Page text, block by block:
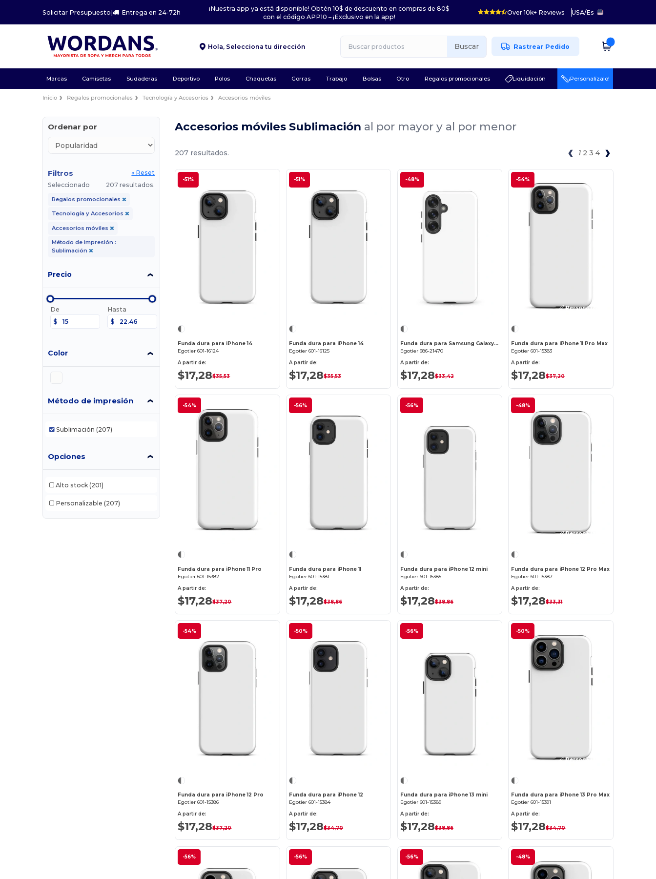
Solicitar Presupuesto| Entrega en 24-72h
¡Nuestra app ya está disponible! Obtén 10$ de descuento en compras de 80$
con el código APP10 – ¡Exclusivo en la app!
Over 10k+ Reviews USA/Es
Hola, Selecciona tu dirección Buscar Rastrear Pedido
Marcas Camisetas Sudaderas Deportivo Polos Chaquetas Gorras Trabajo Bolsas Otro Regalos promocionales Liquidación ¡Personalízalo!
Inicio Regalos promocionales Tecnología y Accesorios Accesorios móviles
Ordenar por
Filtros
« Reset
Seleccionado
207 resultados.
Regalos promocionales
Tecnología y Accesorios
Accesorios móviles
Método de impresión :
Sublimación
Precio
De
$
Hasta
$
Color
Método de impresión
Sublimación (207)
Opciones
Alto stock (201)
Personalizable (207)
Accesorios móviles Sublimación al por mayor y al por menor
207 resultados. 1 2 3 4
-51%
Funda dura para iPhone 14
Egotier 601-16124
A partir de:
$17,28$35,53
-51%
Funda dura para iPhone 14
Egotier 601-16125
A partir de:
$17,28$35,53
-48%
Funda dura para Samsung Galaxy S25
Egotier 686-21470
A partir de:
$17,28$33,42
-54%
¡Personalízalo!
Funda dura para iPhone 11 Pro Max
Egotier 601-15383
A partir de:
$17,28$37,20
-54%
Funda dura para iPhone 11 Pro
Egotier 601-15382
A partir de:
$17,28$37,20
-56%
Funda dura para iPhone 11
Egotier 601-15381
A partir de:
$17,28$38,86
-56%
Funda dura para iPhone 12 mini
Egotier 601-15385
A partir de:
$17,28$38,86
-48%
¡Personalízalo!
Funda dura para iPhone 12 Pro Max
Egotier 601-15387
A partir de:
$17,28$33,31
-54%
Funda dura para iPhone 12 Pro
Egotier 601-15386
A partir de:
$17,28$37,20
-50%
Funda dura para iPhone 12
Egotier 601-15384
A partir de:
$17,28$34,70
-56%
Funda dura para iPhone 13 mini
Egotier 601-15389
A partir de:
$17,28$38,86
-50%
¡Personalízalo!
Funda dura para iPhone 13 Pro Max
Egotier 601-15391
A partir de:
$17,28$34,70
-56% -56% -56% -48%